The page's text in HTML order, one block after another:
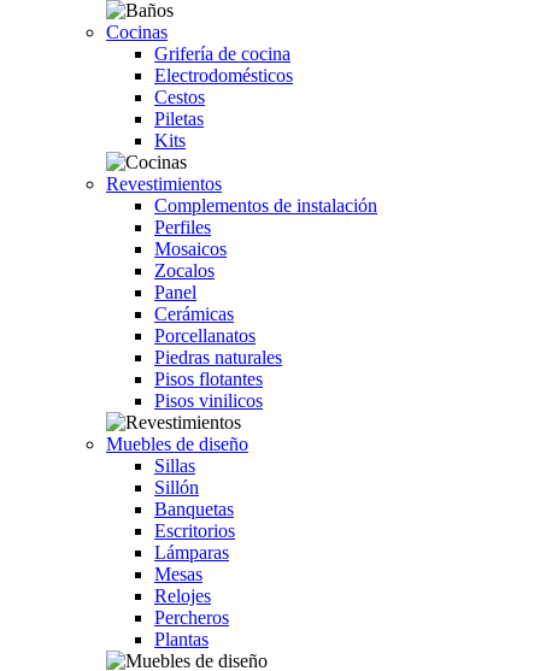
Cocinas
Grifería de cocina
Electrodomésticos
Cestos
Piletas
Kits
Revestimientos
Complementos de instalación
Perfiles
Mosaicos
Zocalos
Panel
Cerámicas
Porcellanatos
Piedras naturales
Pisos flotantes
Pisos vinilicos
Muebles de diseño
Sillas
Sillón
Banquetas
Escritorios
Lámparas
Mesas
Relojes
Percheros
Plantas